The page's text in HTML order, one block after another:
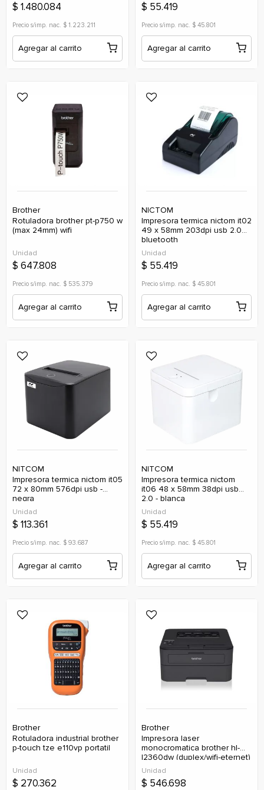
$ 1.480.084
Precio s/imp. nac. $ 1.223.211
Agregar al carrito
$ 55.419
Precio s/imp. nac. $ 45.801
Agregar al carrito
Brother
rotuladora brother pt-p750 w
(max 24mm) wifi
Unidad
$ 647.808
Precio s/imp. nac. $ 535.379
Agregar al carrito
NICTOM
impresora termica nictom it02
49 x 58mm 203dpi usb 2.0
bluetooth
Unidad
$ 55.419
Precio s/imp. nac. $ 45.801
Agregar al carrito
NITCOM
impresora termica nictom it05
72 x 80mm 576dpi usb -
negra
Unidad
$ 113.361
Precio s/imp. nac. $ 93.687
Agregar al carrito
NITCOM
impresora termica nictom
it06 48 x 58mm 38dpi usb
2.0 - blanca
Unidad
$ 55.419
Precio s/imp. nac. $ 45.801
Agregar al carrito
Brother
rotuladora industrial brother
p-touch tze e110vp portatil
Unidad
$ 270.362
Brother
impresora laser
monocromatica brother hl-
l2360dw (duplex/wifi-eternet)
32ppm (tn2370)
Unidad
$ 546.698